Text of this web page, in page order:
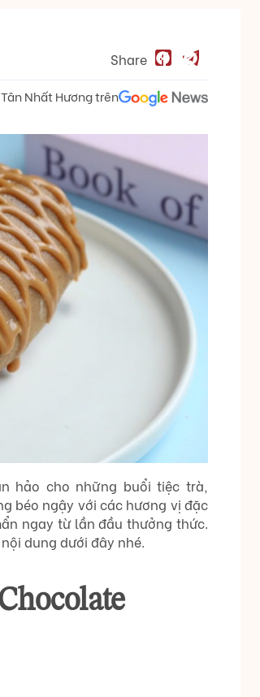
Share
Nhất Hương trên
hảo cho những buổi tiệc trà,
béo ngậy với các hương vị đặc
ngay từ lần đầu thưởng thức.
dung dưới đây nhé.